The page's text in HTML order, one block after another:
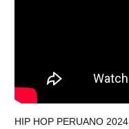
HIP HOP PERUANO 2024